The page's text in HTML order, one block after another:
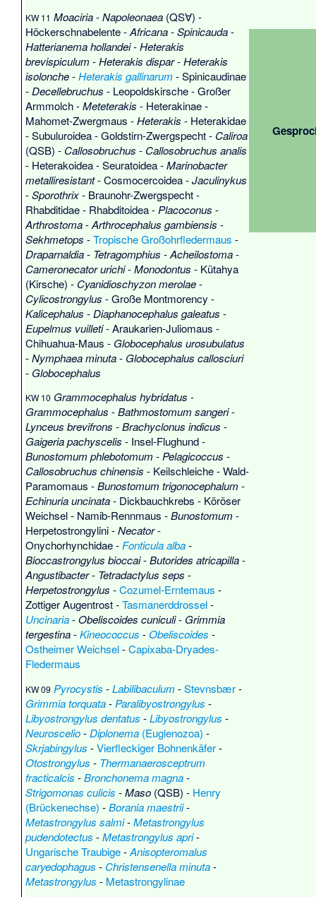
KW 11 Moaciria-Napoleonaea (QS∀) -
Höckerschnabelente-Africana-Spinicauda-
Hatterianema hollandei-Heterakis
brevispiculum -Heterakis dispar-Heterakis
isolonche-Heterakis gallinarum -Spinicaudinae
-Decellebruchus - Leopoldskirsche-Großer
Armmolch-Meteterakis - Heterakinae-
Mahomet-Zwergmaus -Heterakis - Heterakidae
-Subuluroidea-Goldstirn-Zwergspecht- Caliroa
(QSB) - Callosobruchus - Callosobruchus analis
- Heterakoidea-Seuratoidea-Marinobacter
metalliresistant-Cosmocercoidea-Jaculinykus
-Sporothrix- Braunohr-Zwergspecht-
Rhabditidae- Rhabditoidea- Placoconus -
Arthrostoma-Arthrocephalus gambiensis -
Sekhmetops -Tropische Großohrfledermaus -
Draparnaldia- Tetragomphius -Acheilostoma-
Cameronecator urichi-Monodontus - Kütahya
(Kirsche) - Cyanidioschyzon merolae-
Cylicostrongylus -Große Montmorency -
Kalicephalus -Diaphanocephalus galeatus -
Eupelmus vuilleti-Araukarien-Juliomaus -
Chihuahua-Maus - Globocephalus urosubulatus
-Nymphaea minuta- Globocephalus callosciuri
- Globocephalus
KW 10 Grammocephalus hybridatus -
Grammocephalus -Bathmostomum sangeri-
Lynceus brevifrons -Brachyclonus indicus -
Gaigeria pachyscelis - Insel-Flughund-
Bunostomum phlebotomum -Pelagicoccus -
Callosobruchus chinensis - Keilschleiche-Wald-
Paramomaus -Bunostomum trigonocephalum -
Echinuria uncinata- Dickbauchkrebs - Köröser
Weichsel- Namib-Rennmaus -Bunostomum -
Herpetostrongylini-Necator-
Onychorhynchidae-Fonticula alba-
Bioccastrongylus bioccai-Butorides atricapilla-
Angustibacter- Tetradactylus seps -
Herpetostrongylus -Cozumel-Erntemaus -
Zottiger Augentrost-Tasmanerddrossel-
Uncinaria-Obeliscoides cuniculi- Grimmia
tergestina-Kineococcus -Obeliscoides -
Ostheimer Weichsel-Capixaba-Dryades-
Fledermaus
KW 09 Pyrocystis -Labilibaculum -Stevnsbær-
Grimmia torquata- Paralibyostrongylus -
Libyostrongylus dentatus -Libyostrongylus -
Neuroscelio-Diplonema (Euglenozoa) -
Skrjabingylus -Vierfleckiger Bohnenkäfer-
Otostrongylus - Thermanaerosceptrum
fracticalcis -Bronchonema magna-
Strigomonas culicis -Maso (QSB) - Henry
(Brückenechse) -Borania maestrii-
Metastrongylus salmi-Metastrongylus
pudendotectus -Metastrongylus apri-
Ungarische Traubige-Anisopteromalus
caryedophagus - Christensenella minuta-
Metastrongylus - Metastrongylinae